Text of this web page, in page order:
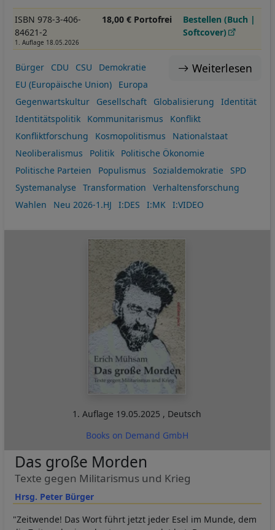
ISBN 978-3-406-
84621-2
1. Auflage 18.05.2026
18,00 € Portofrei
Bestellen (Buch |
Softcover)
Weiterlesen
Bürger CDU CSU
Demokratie
EU (Europäische Union)
Europa
Gegenwartskultur
Gesellschaft Globalisierung
Identität
Identitätspolitik
Kommunitarismus
Konflikt
Konfliktforschung
Kosmopolitismus
Nationalstaat
Neoliberalismus
Politik
Politische Ökonomie
Politische Parteien
Populismus Sozialdemokratie
SPD
Systemanalyse
Transformation
Verhaltensforschung
Wahlen
Neu 2026-1.HJ I:DES I:MK I:VIDEO
1. Auflage 19.05.2025 , Deutsch
Books on Demand GmbH
Hrsg. Peter Bürger
Das große Morden
Texte gegen Militarismus und Krieg
"Zeitwende! Das Wort führt jetzt jeder Esel im Munde, dem